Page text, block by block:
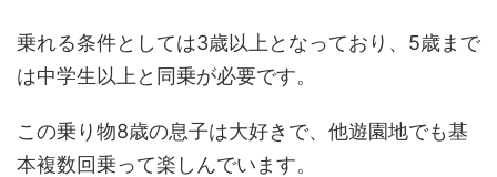
乗れる条件としては3歳以上となっており、5歳まで
は中学生以上と同乗が必要です。
この乗り物8歳の息子は大好きで、他遊園地でも基
本複数回乗って楽しんでいます。